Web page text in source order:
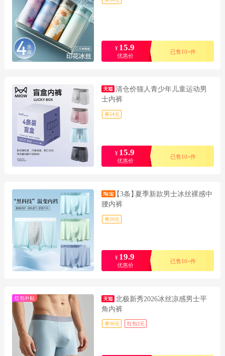
¥ 15.9
优惠价
已售10+件
清仓价猫人青少年儿童运动男
士内裤
券54元
¥ 15.9
优惠价
已售10+件
【3条】夏季新款男士冰丝裸感中
腰内裤
券20元
¥ 19.9
优惠价
已售10+件
红包补贴
北极新秀2026冰丝凉感男士平
角内裤
券30元 红包2元